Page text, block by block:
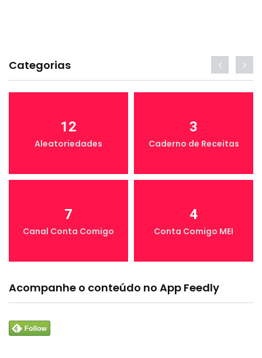
Categorias
12
Aleatoriedades
3
Caderno de Receitas
7
Canal Conta Comigo
4
Conta Comigo MEI
Acompanhe o conteúdo no App Feedly